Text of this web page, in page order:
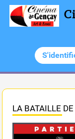
LA BATAILLE